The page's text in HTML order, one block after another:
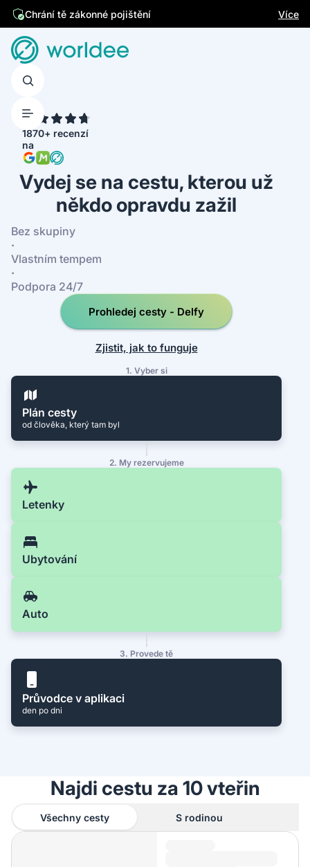
Chrání tě zákonné pojištění
Jsme česká firma Více
1870+ recenzí
na
Vydej se na cestu, kterou už
někdo opravdu zažil
Bez skupiny
·
Vlastním tempem
·
Podpora 24/7
Prohledej cesty - Delfy
Zjistit, jak to funguje
1. Vyber si
Plán cesty
od člověka, který tam byl
2. My rezervujeme
Letenky
Ubytování
Auto
3. Provede tě
Průvodce v aplikaci
den po dni
Najdi cestu za 10 vteřin
Všechny cesty S rodinou